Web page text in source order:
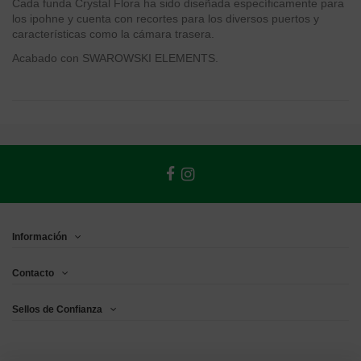
Cada funda Crystal Flora ha sido diseñada específicamente para
los ipohne y cuenta con recortes para los diversos puertos y
características como la cámara trasera.
Acabado con SWAROWSKI ELEMENTS.
Información
Contacto
Sellos de Confianza